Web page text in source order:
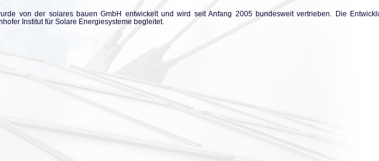
von der solares bauen GmbH entwickelt und wird seit Anfang 2005 bundesweit vertrieben. Die
Institut für Solare Energiesysteme begleitet.